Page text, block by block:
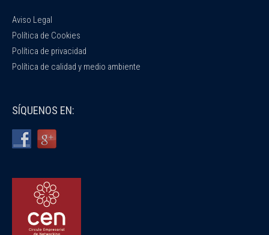
Aviso Legal
Política de Cookies
Política de privacidad
Política de calidad y medio ambiente
SÍQUENOS EN: